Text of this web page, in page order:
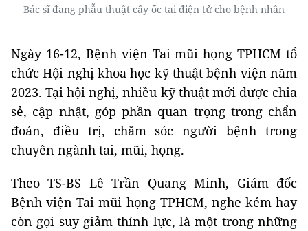
Bác sĩ đang phẫu thuật cấy ốc tai điện tử cho bệnh nhân
Ngày 16-12, Bệnh viện Tai mũi họng TPHCM tổ
chức Hội nghị khoa học kỹ thuật bệnh viện năm
2023. Tại hội nghị, nhiều kỹ thuật mới được chia
sẻ, cập nhật, góp phần quan trọng trong chẩn
đoán, điều trị, chăm sóc người bệnh trong
chuyên ngành tai, mũi, họng.
Theo TS-BS Lê Trần Quang Minh, Giám đốc
Bệnh viện Tai mũi họng TPHCM, nghe kém hay
còn gọi suy giảm thính lực, là một trong những